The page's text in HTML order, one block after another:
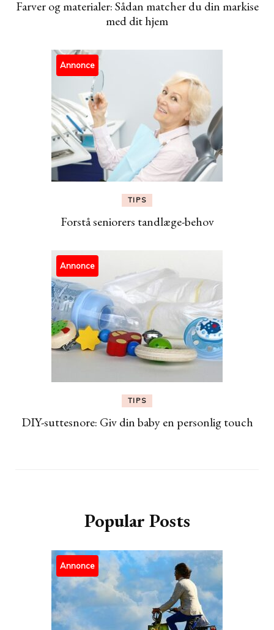
Farver og materialer: Sådan matcher du din markise
med dit hjem
Annonce
TIPS
Forstå seniorers tandlæge-behov
Annonce
TIPS
DIY-suttesnore: Giv din baby en personlig touch
Popular Posts
Annonce